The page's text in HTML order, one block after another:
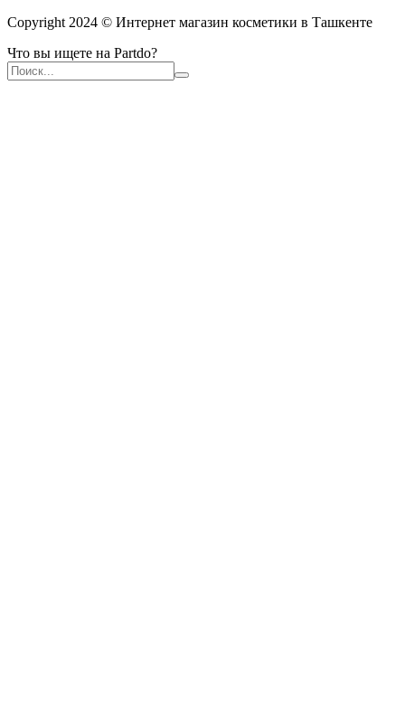
Copyright 2024 © Интернет магазин косметики в Ташкенте
Что вы ищете на Partdo?